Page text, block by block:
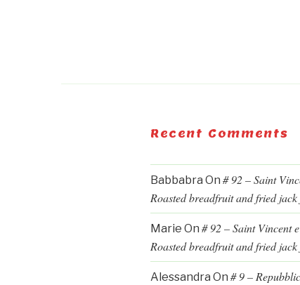
Recent Comments
Babbabra On # 92 – Saint
Roasted breadfruit and fried jack
Marie On # 92 – Saint Vincent
Roasted breadfruit and fried jack
Alessandra On # 9 –